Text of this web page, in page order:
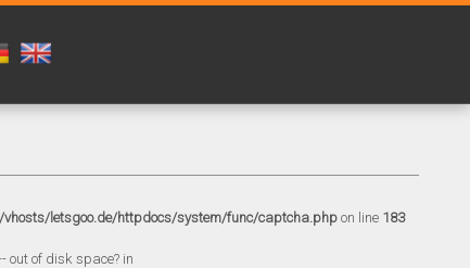
letsgoo.de/httpdocs/system/func/captcha.php on line 183
out of disk space? in